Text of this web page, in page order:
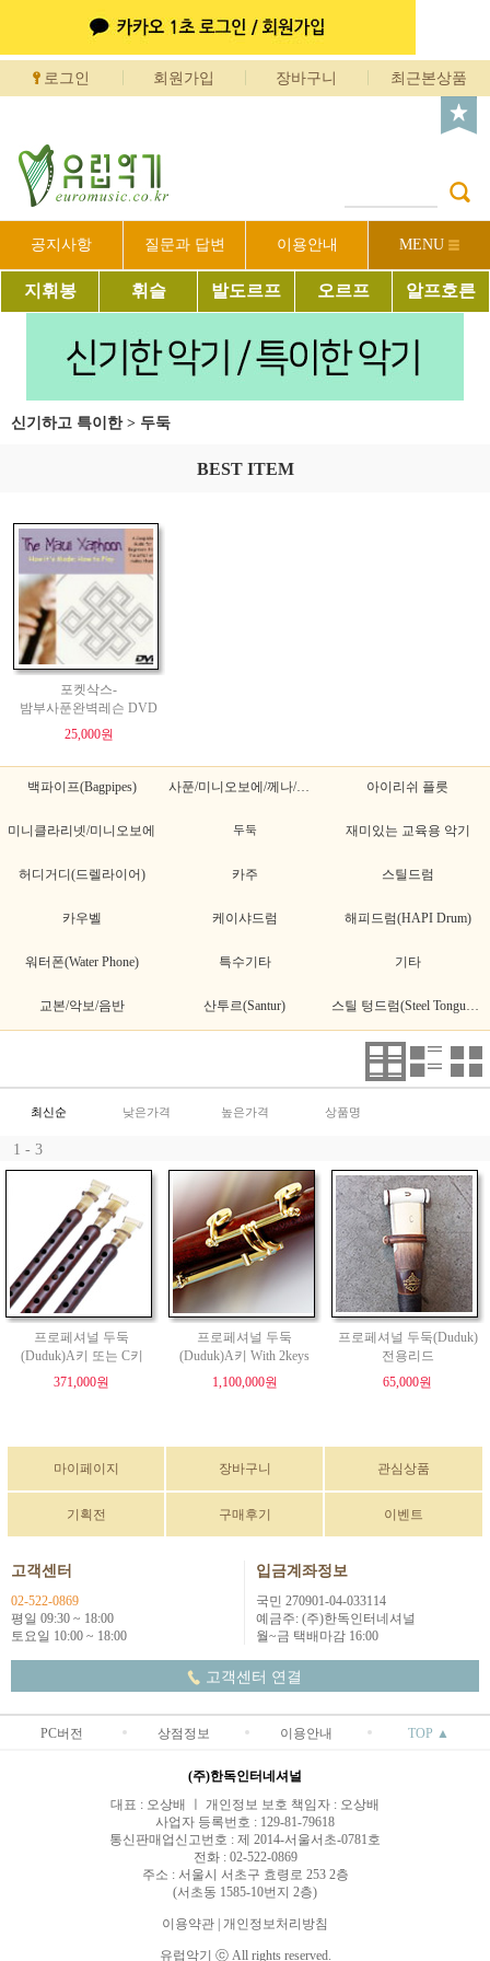
로그인 회원가입 장바구니 최근본상품
공지사항 질문과 답변 이용안내 MENU
지휘봉 휘슬 발도르프 오르프 알프호른
신기하고 특이한> 두둑
BEST ITEM
포켓삭스-
밤부사푼완벽레슨 DVD
25,000원
백파이프(Bagpipes) 사푼/미니오보에/께나/께나초 아이리쉬 플릇
미니클라리넷/미니오보에 두둑 재미있는 교육용 악기
허디거디(드렐라이어) 카주 스틸드럼
카우벨 케이샤드럼 해피드럼(HAPI Drum)
워터폰(Water Phone) 특수기타 기타
교본/악보/음반 산투르(Santur)
최신순 낮은가격 높은가격 상품명
1 - 3
프로페셔널 두둑
(Duduk)A키 또는 C키
371,000원
프로페셔널 두둑
(Duduk)A키 With 2keys
1,100,000원
프로페셔널 두둑(Duduk)
전용리드
65,000원
마이페이지 장바구니 관심상품
기획전 구매후기 이벤트
고객센터
02-522-0869
평일 09:30 ~ 18:00
토요일 10:00 ~ 18:00
입금계좌정보
국민 270901-04-033114
예금주: (주)한독인터네셔널
월~금 택배마감 16:00
고객센터 연결
PC버전 상점정보 이용안내 TOP ▲
(주)한독인터네셔널
대표 : 오상배 ㅣ 개인정보 보호 책임자 : 오상배
사업자 등록번호 : 129-81-79618
통신판매업신고번호 : 제 2014-서울서초-0781호
전화 : 02-522-0869
주소 : 서울시 서초구 효령로 253 2층
(서초동 1585-10번지 2층)
이용약관 | 개인정보처리방침
유럽악기 ⓒ All rights reserved.